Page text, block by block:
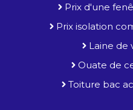
Prix d'une
Prix isolation
Laine de
Ouate de
Toiture bac